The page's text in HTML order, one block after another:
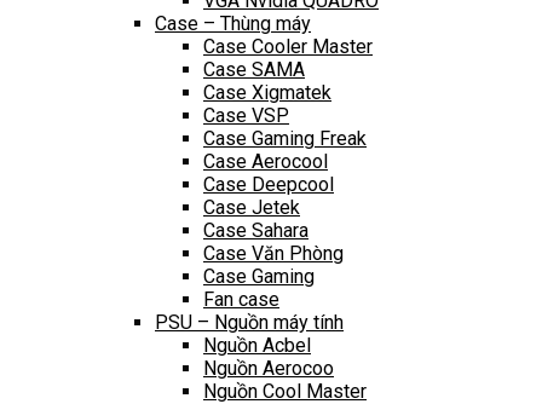
Case – Thùng máy
Case Cooler Master
Case SAMA
Case Xigmatek
Case VSP
Case Gaming Freak
Case Aerocool
Case Deepcool
Case Jetek
Case Sahara
Case Văn Phòng
Case Gaming
Fan case
PSU – Nguồn máy tính
Nguồn Acbel
Nguồn Aerocoo
Nguồn Cool Master